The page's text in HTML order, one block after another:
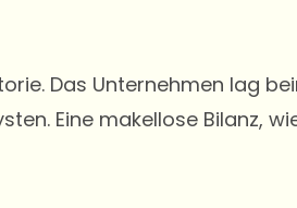
Das Unternehmen lag
Eine makellose Bilanz,